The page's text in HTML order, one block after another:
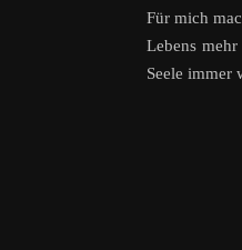
Für mich
Lebens
Seele